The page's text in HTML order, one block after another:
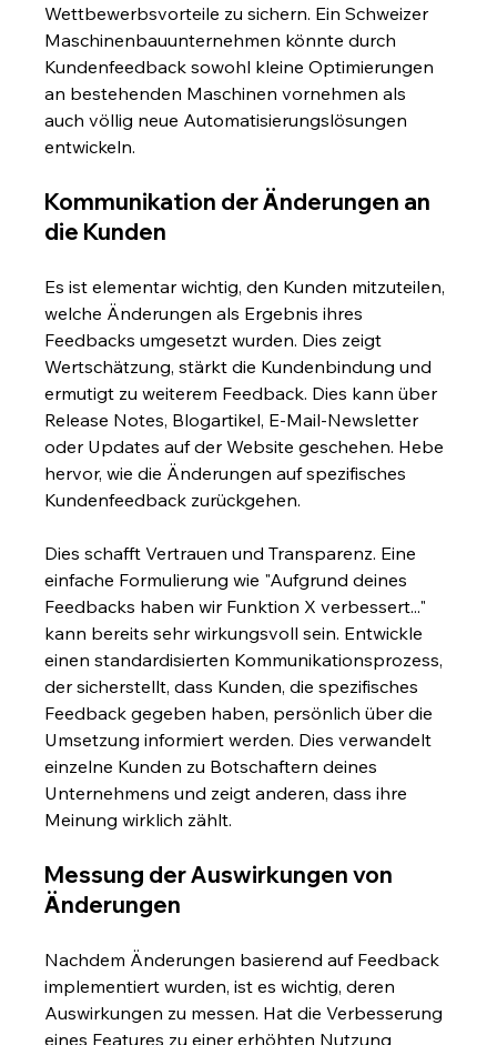
Wettbewerbsvorteile zu sichern. Ein Schweizer
Maschinenbauunternehmen könnte durch
Kundenfeedback sowohl kleine Optimierungen
an bestehenden Maschinen vornehmen als
auch völlig neue Automatisierungslösungen
entwickeln.
Kommunikation der Änderungen an
die Kunden
Es ist elementar wichtig, den Kunden mitzuteilen,
welche Änderungen als Ergebnis ihres
Feedbacks umgesetzt wurden. Dies zeigt
Wertschätzung, stärkt die Kundenbindung und
ermutigt zu weiterem Feedback. Dies kann über
Release Notes, Blogartikel, E-Mail-Newsletter
oder Updates auf der Website geschehen. Hebe
hervor, wie die Änderungen auf spezifisches
Kundenfeedback zurückgehen.
Dies schafft Vertrauen und Transparenz. Eine
einfache Formulierung wie "Aufgrund deines
Feedbacks haben wir Funktion X verbessert..."
kann bereits sehr wirkungsvoll sein. Entwickle
einen standardisierten Kommunikationsprozess,
der sicherstellt, dass Kunden, die spezifisches
Feedback gegeben haben, persönlich über die
Umsetzung informiert werden. Dies verwandelt
einzelne Kunden zu Botschaftern deines
Unternehmens und zeigt anderen, dass ihre
Meinung wirklich zählt.
Messung der Auswirkungen von
Änderungen
Nachdem Änderungen basierend auf Feedback
implementiert wurden, ist es wichtig, deren
Auswirkungen zu messen. Hat die Verbesserung
eines Features zu einer erhöhten Nutzung